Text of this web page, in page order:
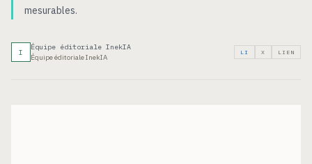
mesurables.
I
Équipe éditoriale InekIA
Équipe éditoriale InekIA
LI X LIEN